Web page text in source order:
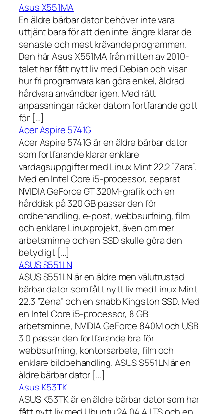
Asus X551MA
En äldre bärbar dator behöver inte vara
uttjänt bara för att den inte längre klarar de
senaste och mest krävande programmen.
Den här Asus X551MA från mitten av 2010-
talet har fått nytt liv med Debian och visar
hur fri programvara kan göra enkel, åldrad
hårdvara användbar igen. Med rätt
anpassningar räcker datorn fortfarande gott
för […]
Acer Aspire 5741G
Acer Aspire 5741G är en äldre bärbar dator
som fortfarande klarar enklare
vardagsuppgifter med Linux Mint 22.2 ”Zara”.
Med en Intel Core i5-processor, separat
NVIDIA GeForce GT 320M-grafik och en
hårddisk på 320 GB passar den för
ordbehandling, e-post, webbsurfning, film
och enklare Linuxprojekt, även om mer
arbetsminne och en SSD skulle göra den
betydligt […]
ASUS S551LN
ASUS S551LN är en äldre men välutrustad
bärbar dator som fått nytt liv med Linux Mint
22.3 ”Zena” och en snabb Kingston SSD. Med
en Intel Core i5-processor, 8 GB
arbetsminne, NVIDIA GeForce 840M och USB
3.0 passar den fortfarande bra för
webbsurfning, kontorsarbete, film och
enklare bildbehandling. ASUS S551LN är en
äldre bärbar dator […]
Asus K53TK
ASUS K53TK är en äldre bärbar dator som har
fått nytt liv med Ubuntu 24.04.4 LTS och en